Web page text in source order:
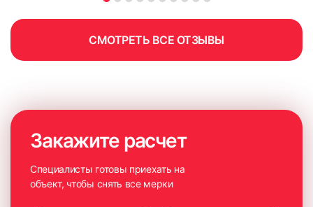
СМОТРЕТЬ ВСЕ ОТЗЫВЫ
Закажите расчет
Специалисты готовы приехать на
объект, чтобы снять все мерки